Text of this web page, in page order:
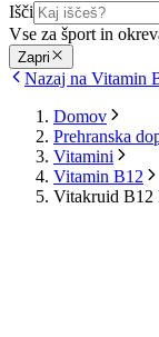
Išči
Vse za šport in
Zapri
Nazaj na Vitamin
Domov
Prehranska
Vitamini
Vitamin B12
Vitakruid B12